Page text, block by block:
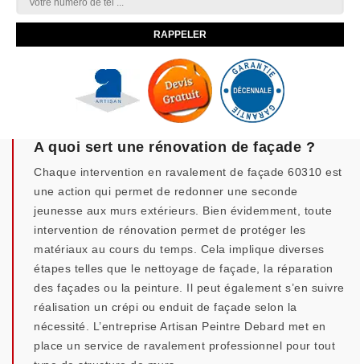
A quoi sert une rénovation de façade ?
Chaque intervention en ravalement de façade 60310 est
une action qui permet de redonner une seconde
jeunesse aux murs extérieurs. Bien évidemment, toute
intervention de rénovation permet de protéger les
matériaux au cours du temps. Cela implique diverses
étapes telles que le nettoyage de façade, la réparation
des façades ou la peinture. Il peut également s’en suivre
réalisation un crépi ou enduit de façade selon la
nécessité. L’entreprise Artisan Peintre Debard met en
place un service de ravalement professionnel pour tout